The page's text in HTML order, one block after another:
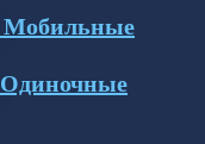
Мобильные
Одиночные